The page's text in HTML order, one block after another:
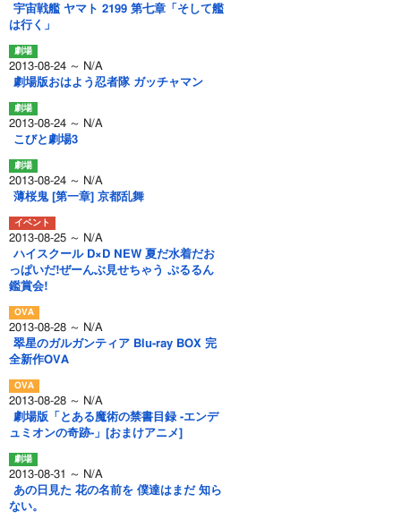
宇宙戦艦 ヤマト 2199 第七章「そして艦
は行く」
2013-08-24 ～ N/A
劇場版おはよう忍者隊 ガッチャマン
2013-08-24 ～ N/A
こびと劇場3
2013-08-24 ～ N/A
薄桜鬼 [第一章] 京都乱舞
2013-08-25 ～ N/A
ハイスクール D×D NEW 夏だ水着だお
っぱいだ!ぜーんぶ見せちゃう ぷるるん
鑑賞会!
2013-08-28 ～ N/A
翠星のガルガンティア Blu-ray BOX 完
全新作OVA
2013-08-28 ～ N/A
劇場版「とある魔術の禁書目録 -エンデ
ュミオンの奇跡-」[おまけアニメ]
2013-08-31 ～ N/A
あの日見た 花の名前を 僕達はまだ 知ら
ない。